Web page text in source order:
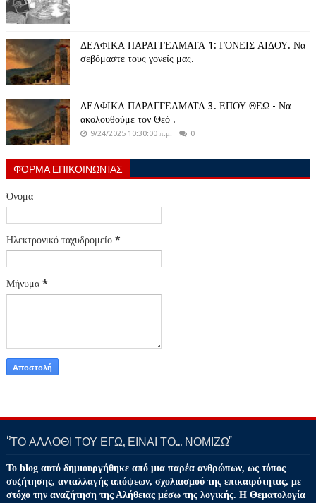
ΔΕΛΦΙΚΑ ΠΑΡΑΓΓΕΛΜΑΤΑ 1: ΓΟΝΕΙΣ ΑΙΔΟΥ. Να
σεβόμαστε τους γονείς μας.
ΔΕΛΦΙΚΑ ΠΑΡΑΓΓΕΛΜΑΤΑ 3. ΕΠΟΥ ΘΕΩ - Να
ακολουθούμε τον Θεό .
9/24/2025 10:30:00 π.μ. 0
ΦΌΡΜΑ ΕΠΙΚΟΙΝΩΝΊΑΣ
Όνομα
Ηλεκτρονικό ταχυδρομείο *
Μήνυμα *
‘’ΤΟ ΑΛΛΟΘΙ ΤΟΥ ΕΓΩ, ΕΙΝΑΙ ΤΟ… ΝΟΜΙΖΩ''
Το blog αυτό δημιουργήθηκε από μια παρέα ανθρώπων, ως τόπος
συζήτησης, ανταλλαγής απόψεων, σχολιασμού της επικαιρότητας, με
στόχο την αναζήτηση της Αλήθειας μέσω της λογικής. Η Θεματολογία